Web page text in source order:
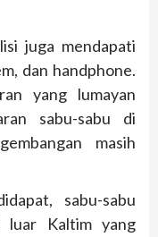
juga mendapati
dan handphone.
yang lumayan
sabu-sabu di
masih
sabu-sabu
luar Kaltim yang